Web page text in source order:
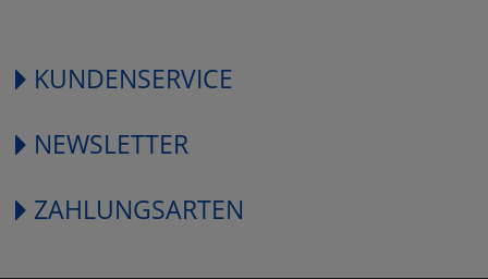
KUNDENSERVICE
NEWSLETTER
ZAHLUNGSARTEN